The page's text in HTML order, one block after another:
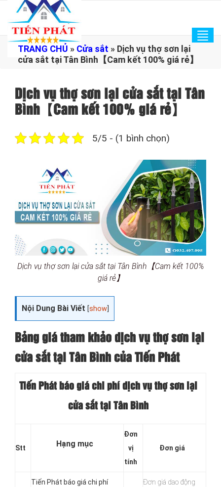
TRANG CHỦ » Cửa sắt » Dịch vụ thợ sơn lại
cửa sắt tại Tân Bình【Cam kết 100% giá rẻ】
Dịch vụ thợ sơn lại cửa sắt tại Tân
Bình【Cam kết 100% giá rẻ】
5/5 - (1 bình chọn)
Dịch vụ thợ sơn lại cửa sắt tại Tân Bình【Cam kết 100%
giá rẻ】
Nội Dung Bài Viết [show
Bảng giá tham khảo dịch vụ thợ sơn lại
cửa sắt tại Tân Bình của Tiến Phát
Tiến Phát báo giá chi phí dịch vụ thợ sơn lại
cửa sắt tại Tân Bình
Stt Hạng mục
Đơn
vị
tính
Đơn giá
Tiến Phát báo giá chi phí
Đơn giá dao động